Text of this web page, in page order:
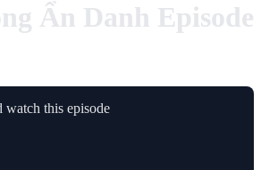
Ẩn Danh Episode
this episode